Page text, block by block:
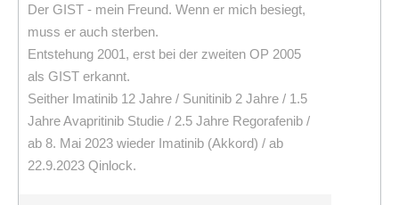
Der GIST - mein Freund. Wenn er mich besiegt,
muss er auch sterben.
Entstehung 2001, erst bei der zweiten OP 2005
als GIST erkannt.
Seither Imatinib 12 Jahre / Sunitinib 2 Jahre / 1.5
Jahre Avapritinib Studie / 2.5 Jahre Regorafenib /
ab 8. Mai 2023 wieder Imatinib (Akkord) / ab
22.9.2023 Qinlock.